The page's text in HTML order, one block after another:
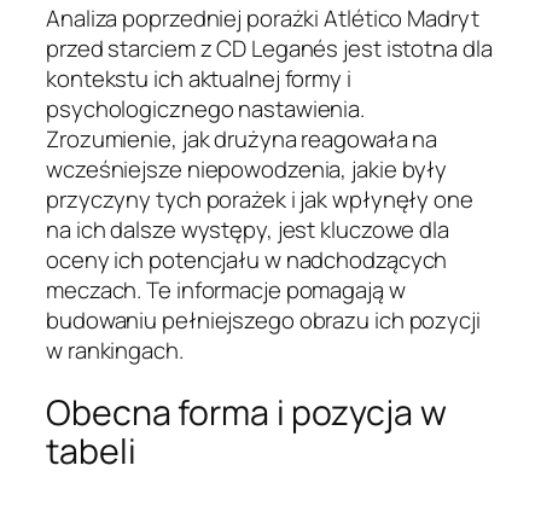
Analiza poprzedniej porażki Atlético Madryt
przed starciem z CD Leganés jest istotna dla
kontekstu ich aktualnej formy i
psychologicznego nastawienia.
Zrozumienie, jak drużyna reagowała na
wcześniejsze niepowodzenia, jakie były
przyczyny tych porażek i jak wpłynęły one
na ich dalsze występy, jest kluczowe dla
oceny ich potencjału w nadchodzących
meczach. Te informacje pomagają w
budowaniu pełniejszego obrazu ich pozycji
w rankingach.
Obecna forma i pozycja w
tabeli